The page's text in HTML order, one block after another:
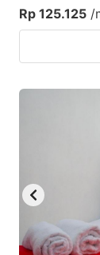
Rp 125.125 /